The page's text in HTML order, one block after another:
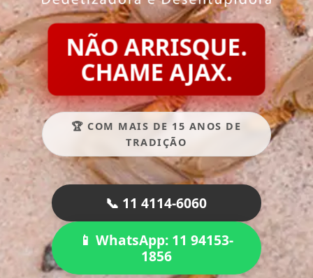
NÃO ARRISQUE.
CHAME AJAX.
🏆 COM MAIS DE 15 ANOS DE
TRADIÇÃO
📞 11 4114-6060
📱 WhatsApp: 11 94153-
1856